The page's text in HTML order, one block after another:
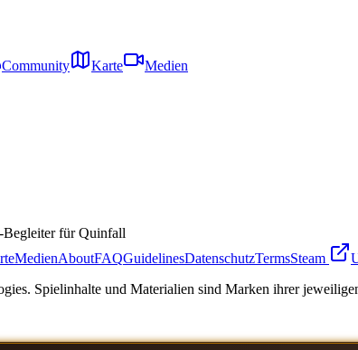
Community Karte Medien
für Quinfall
MedienAboutFAQGuidelinesDatenschutzTermsSteam
Spielinhalte und Materialien sind Marken ihrer